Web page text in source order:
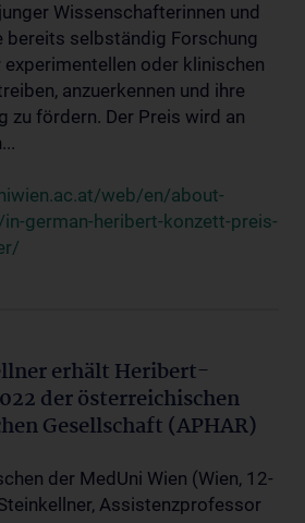
Wissenschafterinnen und
bereits selbständig Forschung
oder klinischen
anzuerkennen und ihre
zu fördern. Der Preis wird an
web/en/about-
german-heribert-konzett-preis-
erhält Heribert-
der österreichischen
Gesellschaft (APHAR)
der MedUni Wien (Wien, 12-
Assistenzprofessor